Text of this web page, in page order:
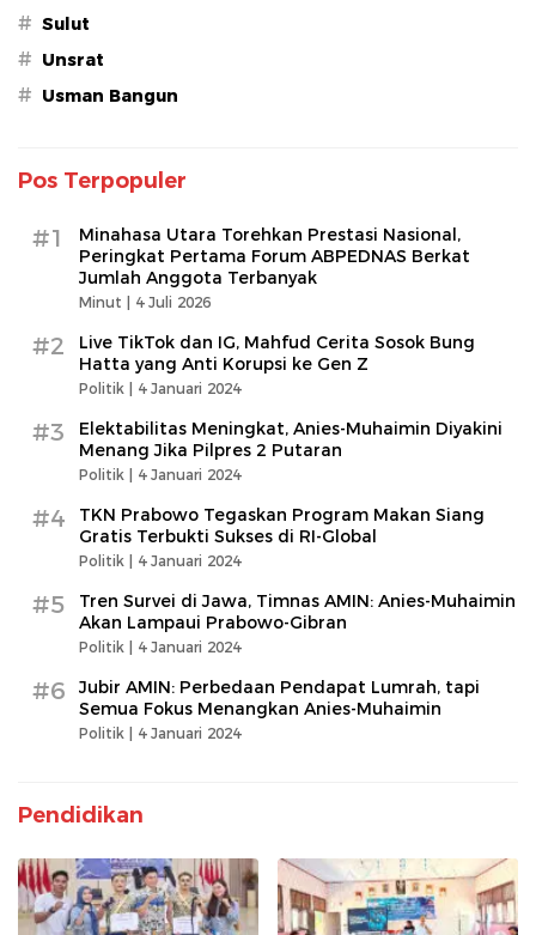
# Sulut
# Unsrat
# Usman Bangun
Pos Terpopuler
#1
Minahasa Utara Torehkan Prestasi Nasional,
Peringkat Pertama Forum ABPEDNAS Berkat
Jumlah Anggota Terbanyak
Minut | 4 Juli 2026
#2
Live TikTok dan IG, Mahfud Cerita Sosok Bung
Hatta yang Anti Korupsi ke Gen Z
Politik | 4 Januari 2024
#3
Elektabilitas Meningkat, Anies-Muhaimin Diyakini
Menang Jika Pilpres 2 Putaran
Politik | 4 Januari 2024
#4
TKN Prabowo Tegaskan Program Makan Siang
Gratis Terbukti Sukses di RI-Global
Politik | 4 Januari 2024
#5
Tren Survei di Jawa, Timnas AMIN: Anies-Muhaimin
Akan Lampaui Prabowo-Gibran
Politik | 4 Januari 2024
#6
Jubir AMIN: Perbedaan Pendapat Lumrah, tapi
Semua Fokus Menangkan Anies-Muhaimin
Politik | 4 Januari 2024
Pendidikan